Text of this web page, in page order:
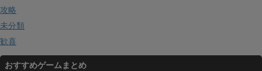
攻略
未分類
歓喜
おすすめゲームまとめ